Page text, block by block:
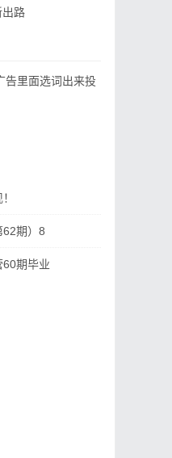
出路
告里面选词出来投
62期）8
期毕业